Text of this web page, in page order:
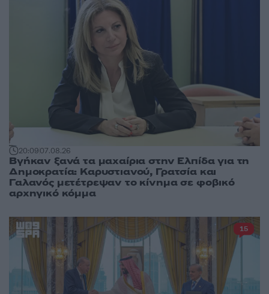
20:0907.08.26
Βγήκαν ξανά τα μαχαίρια στην Ελπίδα για τη
Δημοκρατία: Καρυστιανού, Γρατσία και
Γαλανός μετέτρεψαν το κίνημα σε φοβικό
αρχηγικό κόμμα
15